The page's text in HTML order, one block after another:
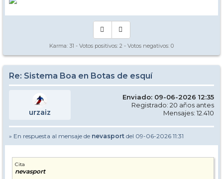
Karma: 31 - Votos positivos: 2 - Votos negativos: 0
Re: Sistema Boa en Botas de esquí
urzaiz
Enviado: 09-06-2026 12:35
Registrado: 20 años antes
Mensajes: 12.410
» En respuesta al mensaje de nevasport del 09-06-2026 11:31
Cita
nevasport